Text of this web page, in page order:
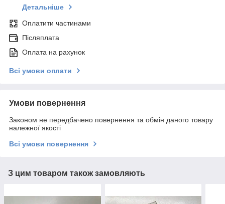
Детальніше
Оплатити частинами
Післяплата
Оплата на рахунок
Всі умови оплати
Умови повернення
Законом не передбачено повернення та обмін даного товару
належної якості
Всі умови повернення
З цим товаром також замовляють